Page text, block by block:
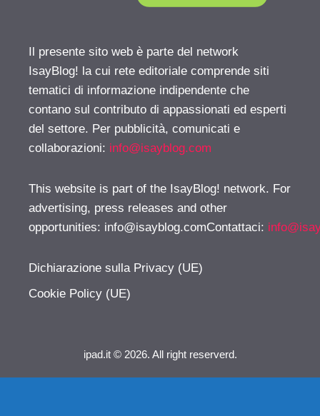
Il presente sito web è parte del network
IsayBlog! la cui rete editoriale comprende siti
tematici di informazione indipendente che
contano sul contributo di appassionati ed esperti
del settore. Per pubblicità, comunicati e
collaborazioni: info@isayblog.com
This website is part of the IsayBlog! network. For
advertising, press releases and other
opportunities: info@isayblog.comContattaci:
Dichiarazione sulla Privacy (UE)
Cookie Policy (UE)
ipad.it © 2026. All right reserverd.